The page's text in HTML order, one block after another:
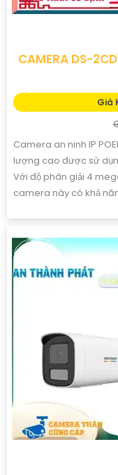
CAMERA DS-
Giá
Camera an ninh IP
lượng cao được sử
Với độ phân giải 4
camera này có khả